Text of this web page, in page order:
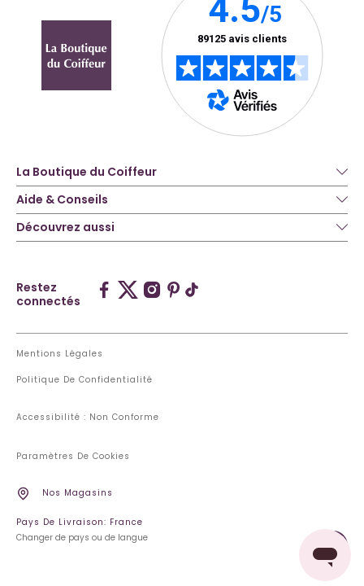
La Boutique du Coiffeur
Aide & Conseils
Découvrez aussi
Restez
connectés
Mentions Légales
Politique De Confidentialité
Accessibilité : Non Conforme
Paramètres De Cookies
Nos Magasins
Pays De Livraison: France
Changer de pays ou de langue